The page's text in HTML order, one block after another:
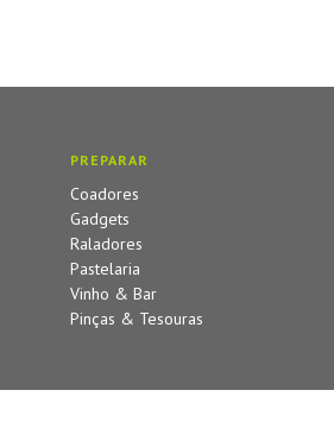
PREPARAR
Coadores
Gadgets
Raladores
Pastelaria
Vinho & Bar
Pinças & Tesouras